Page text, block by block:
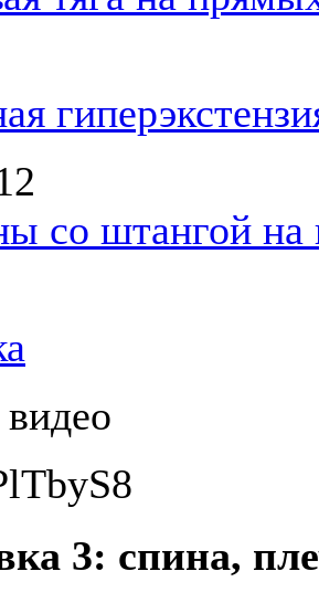
со штангой на
3: спина,